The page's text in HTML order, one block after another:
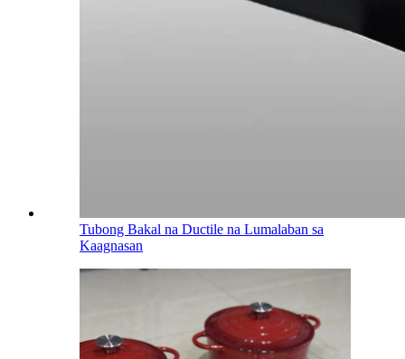
Tubong Bakal na Ductile na Lumalaban sa
Kaagnasan